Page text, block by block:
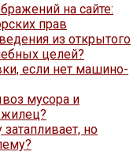
на сайте:
прав
из открытого
целей?
если нет машино-
мусора и
жилец?
но